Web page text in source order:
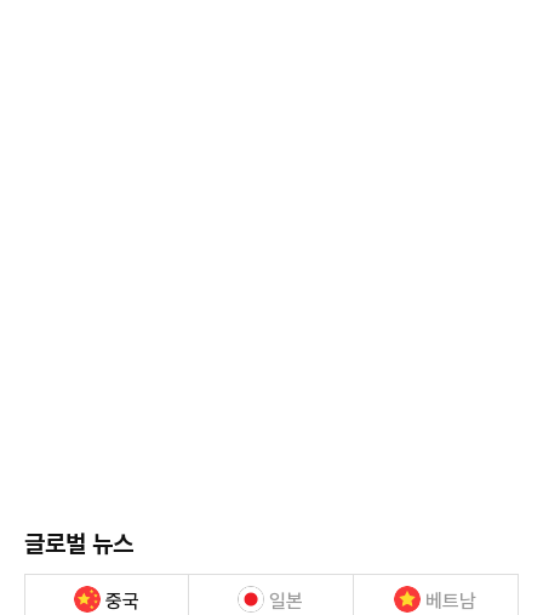
글로벌 뉴스
중국 일본 베트남